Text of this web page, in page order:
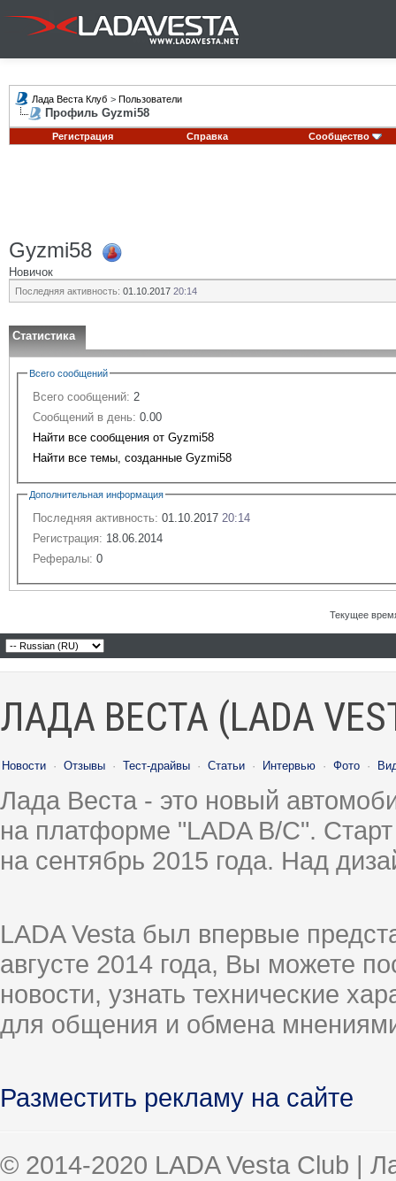
Лада Веста Клуб > Пользователи
Профиль Gyzmi58
Регистрация Справка Сообщество
Gyzmi58
Новичок
Последняя активность: 01.10.2017 20:14
Статистика
Всего сообщений
Всего сообщений: 2
Сообщений в день: 0.00
Найти все сообщения от Gyzmi58
Найти все темы, созданные Gyzmi58
Дополнительная информация
Последняя активность: 01.10.2017 20:14
Регистрация: 18.06.2014
Рефералы: 0
Текущее
ЛАДА ВЕСТА (LADA
Новости · Отзывы · Тест-драйвы · Статьи · Интервью · Фото ·
Лада Веста - это новый
на платформе "LADA B/C".
на сентябрь 2015 года. Над
LADA Vesta был впервые
августе 2014 года, Вы можете
новости, узнать технические
для общения и обмена
Разместить рекламу на сайте
© 2014-2020 LADA Vesta Club |